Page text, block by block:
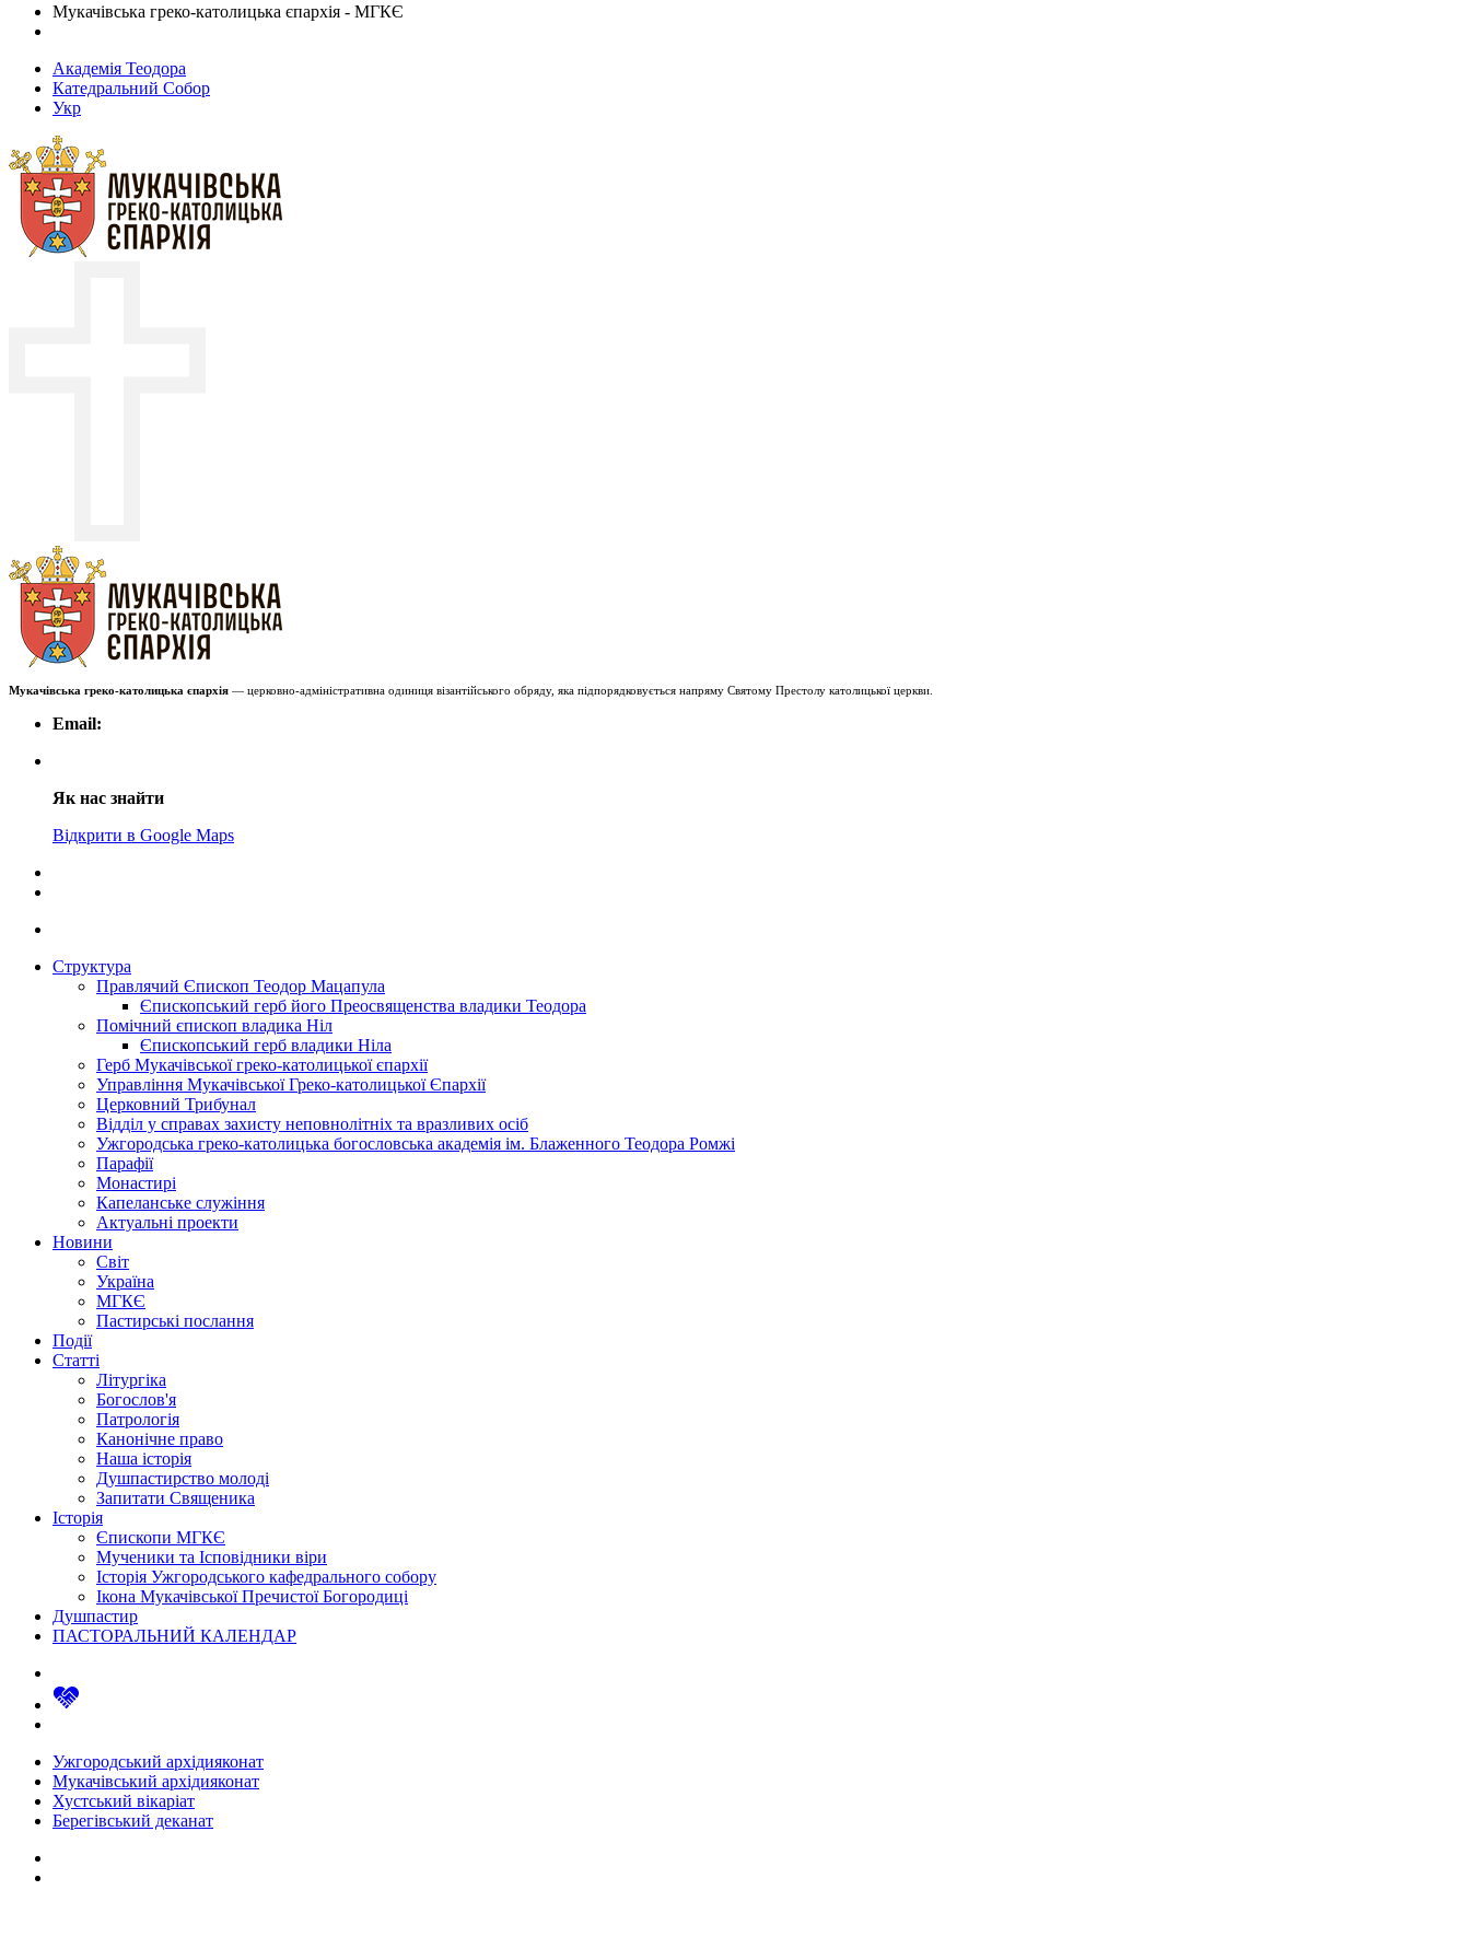
Мукачівська греко-католицька єпархія - МГКЄ
Академія Теодора
Катедральний Собор
Укр
Мукачівська греко-католицька єпархія — церковно-адміністративна одиниця візантійського обряду, яка підпорядковується напряму Святому Престолу католицької церкви.
Email:
Як нас знайти
Відкрити в Google Maps
Структура
Правлячий Єпископ Теодор Мацапула
Єпископський герб його Преосвященства владики Теодора
Помічний єпископ владика Ніл
Єпископський герб владики Ніла
Герб Мукачівської греко-католицької єпархії
Управління Мукачівської Греко-католицької Єпархії
Церковний Трибунал
Відділ у справах захисту неповнолітніх та вразливих осіб
Ужгородська греко-католицька богословська академія ім. Блаженного Теодора Ромжі
Парафії
Монастирі
Капеланське служіння
Актуальні проекти
Новини
Світ
Україна
МГКЄ
Пастирські послання
Події
Статті
Літургіка
Богослов'я
Патрологія
Канонічне право
Наша історія
Душпастирство молоді
Запитати Священика
Історія
Єпископи МГКЄ
Мученики та Ісповідники віри
Історія Ужгородського кафедрального собору
Ікона Мукачівської Пречистої Богородиці
Душпастир
ПАСТОРАЛЬНИЙ КАЛЕНДАР
Ужгородський архідияконат
Мукачівський архідияконат
Хустський вікаріат
Берегівський деканат